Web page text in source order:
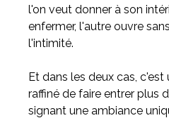
l'on veut donner à son
enfermer, l'autre ouvre
l'intimité.
Et dans les deux cas,
raffiné de faire entrer plus
signant une ambiance